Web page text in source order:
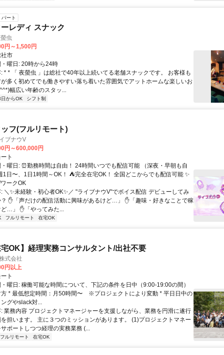
パート
レディ スナック
虫
円～1,500円
社市
曜日: 20時から24時
* * 「 夜螢虫 」は総社で40年以上続いてる老舗スナックです。 お客様も
多く初めてでも働きやすい落ち着いた雰囲気でアットホームな楽しいお
幅広い年齢のスタッ...
からOK シフト制
フ(フルリモート)
ブナウV
円～600,000円
ト
曜日: ⏰勤務時間は自由！ 24時間いつでも配信可能 （深夜・早朝も自
1日〜、1日1時間～OK！ ⛺完全在宅OK！ 全国どこからでも配信可能 ✨
ークOK
＼✨未経験・初心者OK✨／ "ライブナウV"でボイス配信 デビューしてみ
？ ✋「声だけの配信活動に興味があるけど…」 ✋「趣味・好きなことで稼
ど…」 ✋「やってみた...
フルリモート 在宅OK
宅OK】経理実務コンサルタント/出社不要
式会社
円以上
ト
曜日: 稼働可能な時間について、下記の条件を日中（9:00-19:00の間）
方 * 最低想定時間：月50時間〜 ※プロジェクトにより変動 * 平日日中の
ングやslack対...
業務内容 プロジェクトマネージャーを支援しながら、業務を円滑に遂行
担います。 主に３つのミッションがあります。 (1)プロジェクトマネー
ポートしつつ経理の実務業務 (...
フルリモート 在宅OK